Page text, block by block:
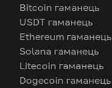
Bitcoin гаманець
USDT гаманець
Ethereum гаманець
Solana гаманець
Litecoin гаманець
Dogecoin гаманець